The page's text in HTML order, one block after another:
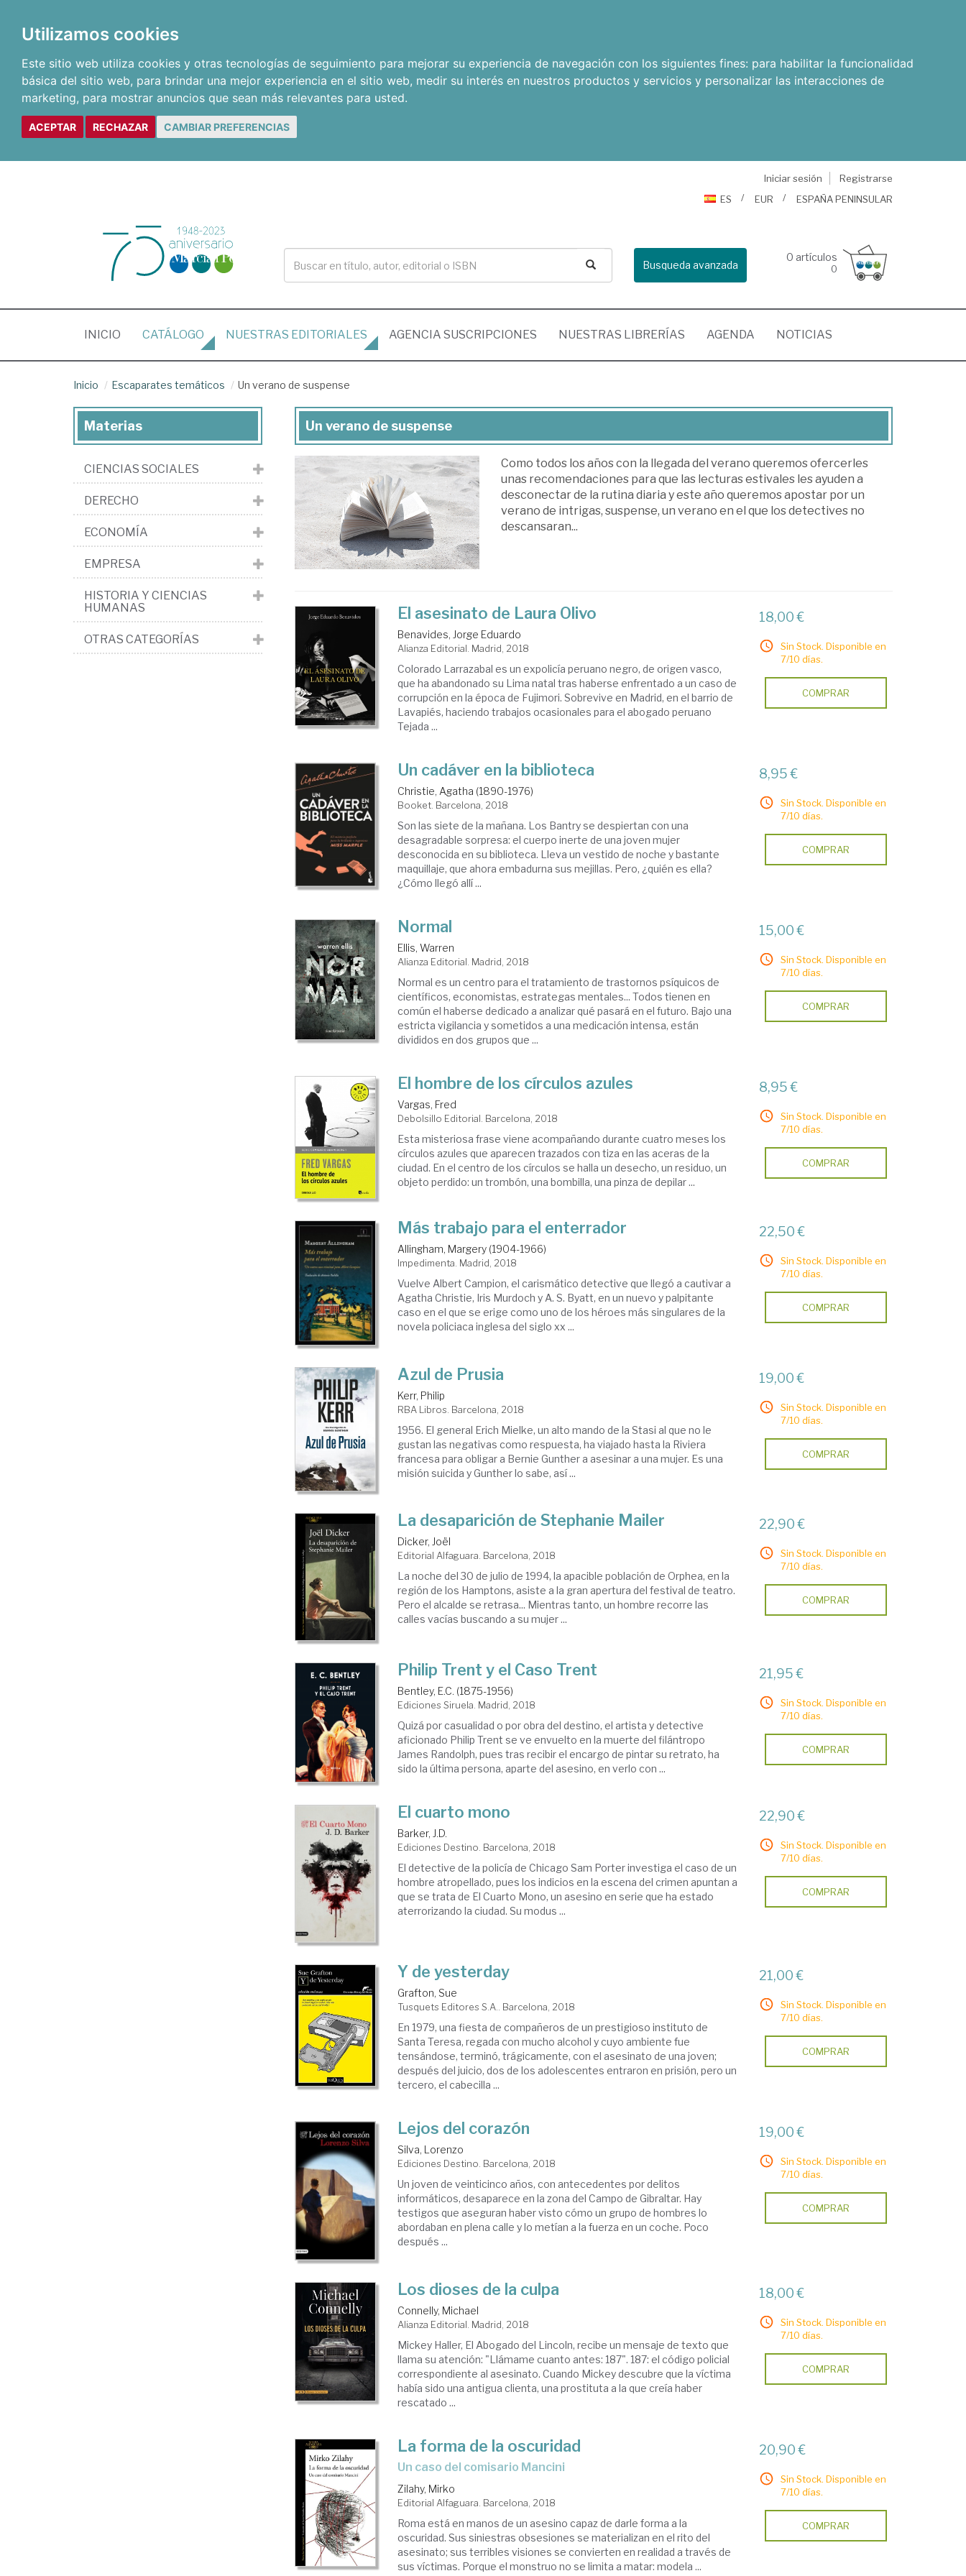
Utilizamos cookies
Este sitio web utiliza cookies y otras tecnologías de seguimiento para mejorar su experiencia de navegación con los siguientes fines: para habilitar la funcionalidad
básica del sitio web, para brindar una mejor experiencia en el sitio web, medir su interés en nuestros productos y servicios y personalizar las interacciones de
marketing, para mostrar anuncios que sean más relevantes para usted.
ACEPTAR RECHAZAR CAMBIAR PREFERENCIAS
Iniciar sesión
Registrarse
ES
EUR ESPAÑA PENINSULAR
Busqueda avanzada
0 artículos
0
INICIO (CURRENT)
CATÁLOGO NUESTRAS EDITORIALES AGENCIA SUSCRIPCIONES NUESTRAS LIBRERÍAS AGENDA NOTICIAS
Inicio Escaparates temáticos Un verano de suspense
Un
verano
de
suspense
Un verano de suspense
Como todos los años con la llegada del verano queremos ofercerles
unas recomendaciones para que las lecturas estivales les ayuden a
desconectar de la rutina diaria y este año queremos apostar por un
verano de intrigas, suspense, un verano en el que los detectives no
descansaran...
El asesinato de Laura Olivo
Benavides, Jorge Eduardo
Alianza Editorial. Madrid, 2018
Colorado Larrazabal es un expolicía peruano negro, de origen vasco,
que ha abandonado su Lima natal tras haberse enfrentado a un caso de
corrupción en la época de Fujimori. Sobrevive en Madrid, en el barrio de
Lavapiés, haciendo trabajos ocasionales para el abogado peruano
Tejada ...
18,00 €
Sin Stock. Disponible en
7/10 días.
COMPRAR
Un cadáver en la biblioteca
Christie, Agatha (1890-1976)
Booket. Barcelona, 2018
Son las siete de la mañana. Los Bantry se despiertan con una
desagradable sorpresa: el cuerpo inerte de una joven mujer
desconocida en su biblioteca. Lleva un vestido de noche y bastante
maquillaje, que ahora embadurna sus mejillas. Pero, ¿quién es ella?
¿Cómo llegó allí ...
8,95 €
Sin Stock. Disponible en
7/10 días.
COMPRAR
Normal
Ellis, Warren
Alianza Editorial. Madrid, 2018
Normal es un centro para el tratamiento de trastornos psíquicos de
científicos, economistas, estrategas mentales... Todos tienen en
común el haberse dedicado a analizar qué pasará en el futuro. Bajo una
estricta vigilancia y sometidos a una medicación intensa, están
divididos en dos grupos que ...
15,00 €
Sin Stock. Disponible en
7/10 días.
COMPRAR
El hombre de los círculos azules
Vargas, Fred
Debolsillo Editorial. Barcelona, 2018
Esta misteriosa frase viene acompañando durante cuatro meses los
círculos azules que aparecen trazados con tiza en las aceras de la
ciudad. En el centro de los círculos se halla un desecho, un residuo, un
objeto perdido: un trombón, una bombilla, una pinza de depilar ...
8,95 €
Sin Stock. Disponible en
7/10 días.
COMPRAR
Más trabajo para el enterrador
Allingham, Margery (1904-1966)
Impedimenta. Madrid, 2018
Vuelve Albert Campion, el carismático detective que llegó a cautivar a
Agatha Christie, Iris Murdoch y A. S. Byatt, en un nuevo y palpitante
caso en el que se erige como uno de los héroes más singulares de la
novela policiaca inglesa del siglo xx ...
22,50 €
Sin Stock. Disponible en
7/10 días.
COMPRAR
Azul de Prusia
Kerr, Philip
RBA Libros. Barcelona, 2018
1956. El general Erich Mielke, un alto mando de la Stasi al que no le
gustan las negativas como respuesta, ha viajado hasta la Riviera
francesa para obligar a Bernie Gunther a asesinar a una mujer. Es una
misión suicida y Gunther lo sabe, así ...
19,00 €
Sin Stock. Disponible en
7/10 días.
COMPRAR
La desaparición de Stephanie Mailer
Dicker, Joël
Editorial Alfaguara. Barcelona, 2018
La noche del 30 de julio de 1994, la apacible población de Orphea, en la
región de los Hamptons, asiste a la gran apertura del festival de teatro.
Pero el alcalde se retrasa... Mientras tanto, un hombre recorre las
calles vacías buscando a su mujer ...
22,90 €
Sin Stock. Disponible en
7/10 días.
COMPRAR
Philip Trent y el Caso Trent
Bentley, E.C. (1875-1956)
Ediciones Siruela. Madrid, 2018
Quizá por casualidad o por obra del destino, el artista y detective
aficionado Philip Trent se ve envuelto en la muerte del filántropo
James Randolph, pues tras recibir el encargo de pintar su retrato, ha
sido la última persona, aparte del asesino, en verlo con ...
21,95 €
Sin Stock. Disponible en
7/10 días.
COMPRAR
El cuarto mono
Barker, J.D.
Ediciones Destino. Barcelona, 2018
El detective de la policía de Chicago Sam Porter investiga el caso de un
hombre atropellado, pues los indicios en la escena del crimen apuntan a
que se trata de El Cuarto Mono, un asesino en serie que ha estado
aterrorizando la ciudad. Su modus ...
22,90 €
Sin Stock. Disponible en
7/10 días.
COMPRAR
Y de yesterday
Grafton, Sue
Tusquets Editores S.A.. Barcelona, 2018
En 1979, una fiesta de compañeros de un prestigioso instituto de
Santa Teresa, regada con mucho alcohol y cuyo ambiente fue
tensándose, terminó, trágicamente, con el asesinato de una joven;
después del juicio, dos de los adolescentes entraron en prisión, pero un
tercero, el cabecilla ...
21,00 €
Sin Stock. Disponible en
7/10 días.
COMPRAR
Lejos del corazón
Silva, Lorenzo
Ediciones Destino. Barcelona, 2018
Un joven de veinticinco años, con antecedentes por delitos
informáticos, desaparece en la zona del Campo de Gibraltar. Hay
testigos que aseguran haber visto cómo un grupo de hombres lo
abordaban en plena calle y lo metían a la fuerza en un coche. Poco
después ...
19,00 €
Sin Stock. Disponible en
7/10 días.
COMPRAR
Los dioses de la culpa
Connelly, Michael
Alianza Editorial. Madrid, 2018
Mickey Haller, El Abogado del Lincoln, recibe un mensaje de texto que
llama su atención: "Llámame cuanto antes: 187". 187: el código policial
correspondiente al asesinato. Cuando Mickey descubre que la víctima
había sido una antigua clienta, una prostituta a la que creía haber
rescatado ...
18,00 €
Sin Stock. Disponible en
7/10 días.
COMPRAR
La forma de la oscuridad
Un caso del comisario Mancini
Zilahy, Mirko
Editorial Alfaguara. Barcelona, 2018
Roma está en manos de un asesino capaz de darle forma a la
oscuridad. Sus siniestras obsesiones se materializan en el rito del
asesinato; sus terribles visiones se convierten en realidad a través de
sus víctimas. Porque el monstruo no se limita a matar: modela ...
20,90 €
Sin Stock. Disponible en
7/10 días.
COMPRAR
Materias
CIENCIAS SOCIALES
DERECHO
ECONOMÍA
EMPRESA
HISTORIA Y CIENCIAS
HUMANAS
OTRAS CATEGORÍAS